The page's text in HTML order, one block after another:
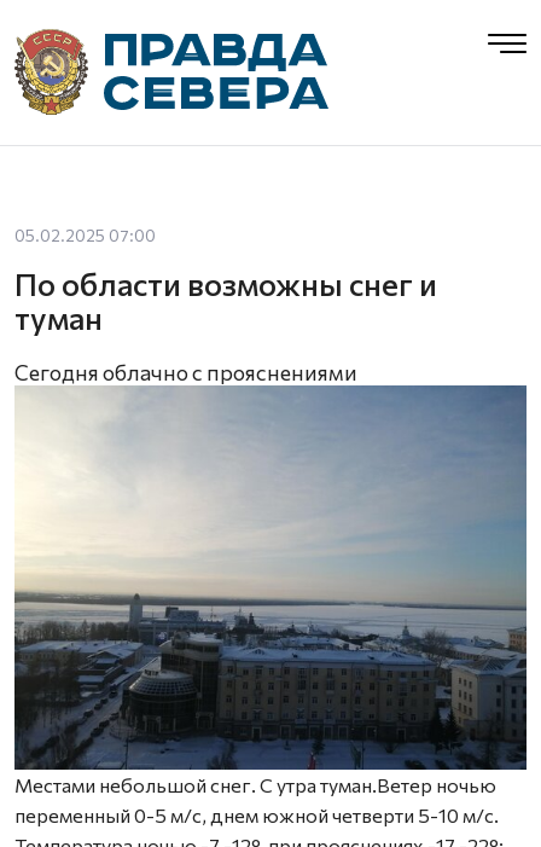
05.02.2025 07:00
По области возможны снег и
туман
Сегодня облачно с прояснениями
Местами небольшой снег. С утра туман.Ветер ночью
переменный 0-5 м/с, днем южной четверти 5-10 м/с.